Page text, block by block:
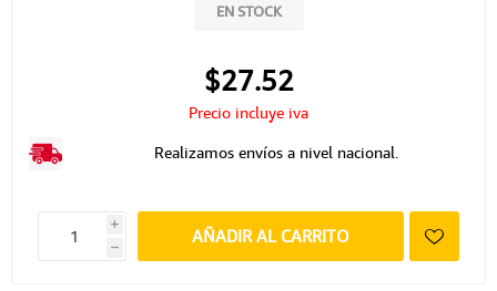
EN STOCK
$27.52
Precio incluye iva
Realizamos envíos a nivel nacional.
i
h
AÑADIR AL CARRITO